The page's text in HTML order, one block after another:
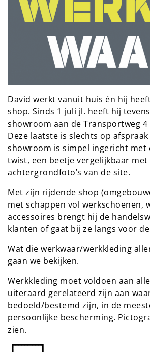
David werkt vanuit huis én hij
shop. Sinds 1 juli jl. heeft hij
showroom aan de Transportweg 4
Deze laatste is slechts op
showroom is simpel ingericht met
twist, een beetje vergelijkbaar met
achtergrondfoto’s van de site.
Met zijn rijdende shop
met schappen vol werkschoenen,
accessoires brengt hij de
klanten of gaat bij ze langs voor
Wat die werkwaar/werkkleding
gaan we bekijken.
Werkkleding moet voldoen aan
uiteraard gerelateerd zijn aan
bedoeld/bestemd zijn, in de
persoonlijke bescherming.
zien.